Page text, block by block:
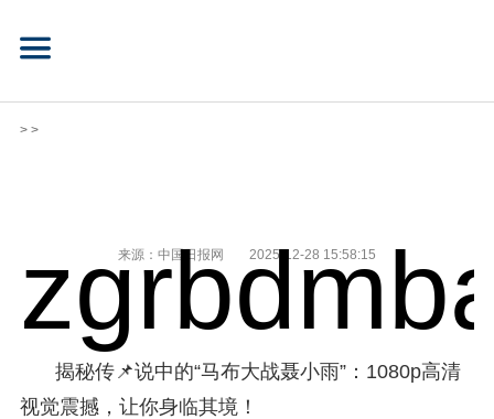
> >
来源：中国日报网 2025-12-28 15:58:15
揭秘传📌说中的“马布大战聂小雨”：1080p高清
视觉震撼，让你身临其境！